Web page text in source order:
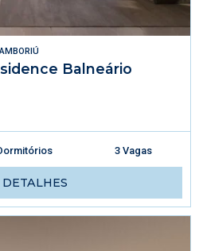
Balneário
3 Vagas
DETALHES